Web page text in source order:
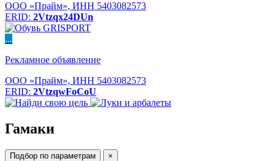
ООО «Прайм», ИНН 5403082573
ERID: 2Vtzqx24DUn
...
Рекламное объявление
ООО «Прайм», ИНН 5403082573
ERID: 2VtzqwFoCoU
Гамаки
Подбор по параметрам ×